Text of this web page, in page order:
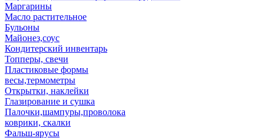
Маргарины
Масло растительное
Бульоны
Майонез,соус
Кондитерский инвентарь
Топперы, свечи
Пластиковые формы
весы,термометры
Открытки, наклейки
Глазирование и сушка
Палочки,шампуры,проволока
коврики, скалки
Фальш-ярусы